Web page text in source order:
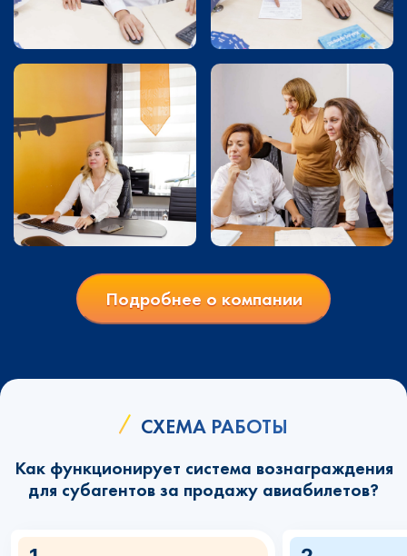
Подробнее о компании
СХЕМА РАБОТЫ
Как функционирует система вознаграждения
для субагентов за продажу авиабилетов?